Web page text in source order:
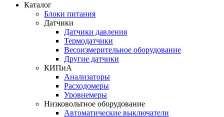
Каталог
Блоки питания
Датчики
Датчики давления
Термодатчики
Весоизмерительное оборудование
Другие датчики
КИПиА
Анализаторы
Расходомеры
Уровнемеры
Низковольтное оборудование
Автоматические выключатели